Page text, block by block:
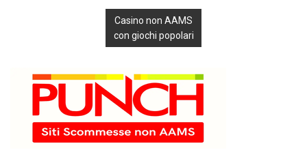
Casino non AAMS
con giochi popolari